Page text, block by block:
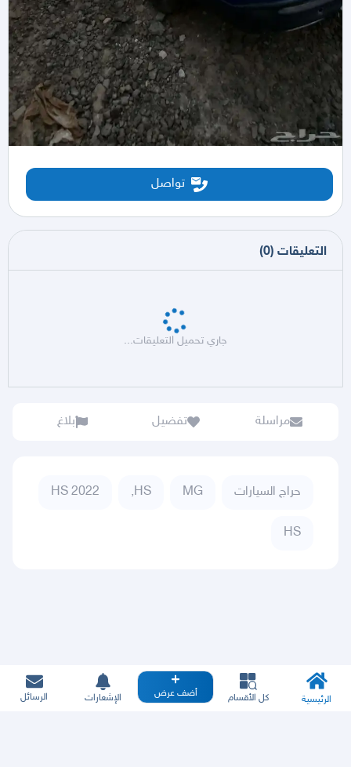
تواصل
التعليقات (
0
)
جاري تحميل التعليقات...
مراسلة تفضيل بلاغ
حراج السيارات MG
HS,
HS 2022
HS
الرئيسية كل الأقسام أضف عرض الإشعارات الرسائل